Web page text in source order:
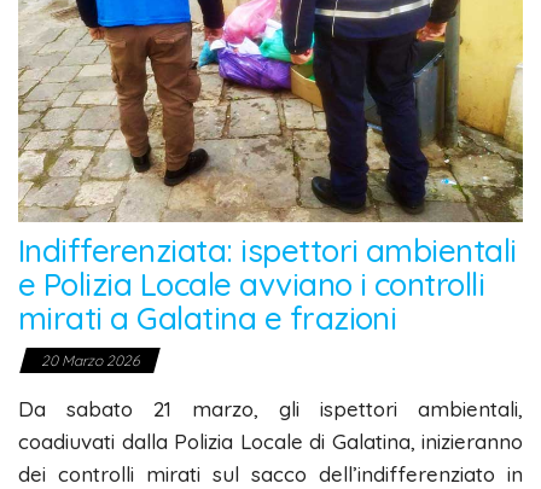
Indifferenziata: ispettori ambientali
e Polizia Locale avviano i controlli
mirati a Galatina e frazioni
20 Marzo 2026
Da sabato 21 marzo, gli ispettori ambientali,
coadiuvati dalla Polizia Locale di Galatina, inizieranno
dei controlli mirati sul sacco dell’indifferenziato in